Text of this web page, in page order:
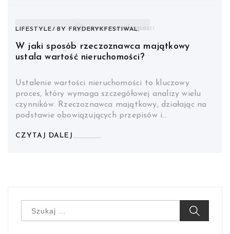
LIFESTYLE BY FRYDERYKFESTIWAL.
W jaki sposób rzeczoznawca majątkowy
ustala wartość nieruchomości?
Ustalenie wartości nieruchomości to kluczowy
proces, który wymaga szczegółowej analizy wielu
czynników. Rzeczoznawca majątkowy, działając na
podstawie obowiązujących przepisów i…
CZYTAJ DALEJ